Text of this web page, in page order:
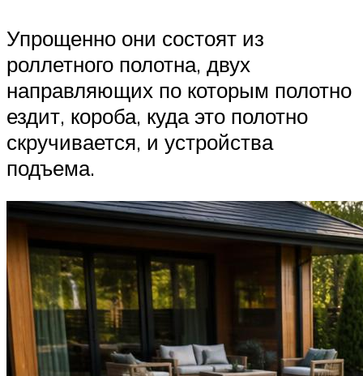
Упрощенно они состоят из
роллетного полотна, двух
направляющих по которым полотно
ездит, короба, куда это полотно
скручивается, и устройства
подъема.